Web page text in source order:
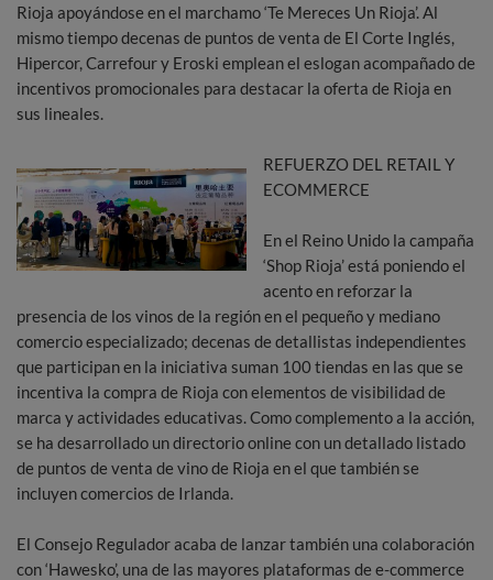
Rioja apoyándose en el marchamo ‘Te Mereces Un Rioja’. Al
mismo tiempo decenas de puntos de venta de El Corte Inglés,
Hipercor, Carrefour y Eroski emplean el eslogan acompañado de
incentivos promocionales para destacar la oferta de Rioja en
sus lineales.
REFUERZO DEL RETAIL Y
ECOMMERCE
En el Reino Unido la campaña
‘Shop Rioja’ está poniendo el
acento en reforzar la
presencia de los vinos de la región en el pequeño y mediano
comercio especializado; decenas de detallistas independientes
que participan en la iniciativa suman 100 tiendas en las que se
incentiva la compra de Rioja con elementos de visibilidad de
marca y actividades educativas. Como complemento a la acción,
se ha desarrollado un directorio online con un detallado listado
de puntos de venta de vino de Rioja en el que también se
incluyen comercios de Irlanda.
El Consejo Regulador acaba de lanzar también una colaboración
con ‘Hawesko’, una de las mayores plataformas de e-commerce